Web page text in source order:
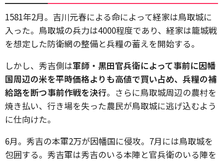
1581年2月。吉川元春による命によって経家は鳥取城に
入った。鳥取城の兵力は4000程度であり、経家は籠城戦
を想定した防衛網の整備と兵糧の蓄えを開始する。
しかし、秀吉側は軍師・黒田官兵衛によって事前に因幡
国周辺の米を平時価格よりも高値で買い占め、兵糧の補
給路を断つ事前作戦を決行。さらに鳥取城周辺の農村を
焼き払い、行き場を失った農民が鳥取城に逃げ込むよう
に仕向けた。
6月。秀吉の本軍2万が因幡国に侵攻。7月には鳥取城を
包囲する。秀吉軍は秀吉のいる本陣と官兵衛のいる陣を